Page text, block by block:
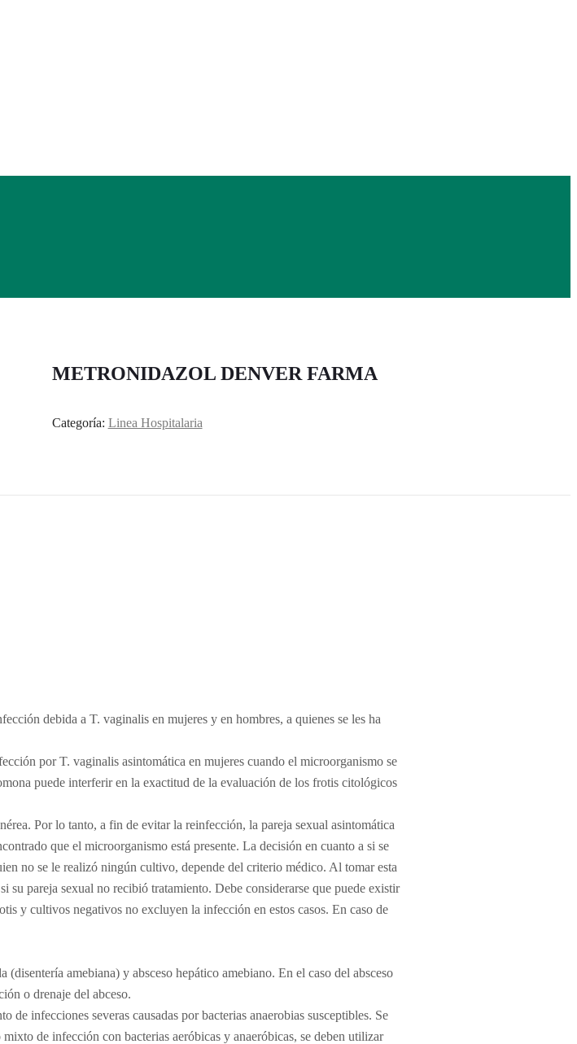
METRONIDAZOL DENVER FARMA
Categoría: Linea Hospitalaria
debida a T. vaginalis en mujeres y en hombres, a quienes se les ha
por T. vaginalis asintomática en mujeres cuando el microorganismo se
puede interferir en la exactitud de la evaluación de los frotis citológicos
Por lo tanto, a fin de evitar la reinfección, la pareja sexual asintomática
que el microorganismo está presente. La decisión en cuanto a si se
no se le realizó ningún cultivo, depende del criterio médico. Al tomar esta
su pareja sexual no recibió tratamiento. Debe considerarse que puede existir
y cultivos negativos no excluyen la infección en estos casos. En caso de
amebiana) y absceso hepático amebiano. En el caso del absceso
o drenaje del abceso.
infecciones severas causadas por bacterias anaerobias susceptibles. Se
de infección con bacterias aeróbicas y anaeróbicas, se deben utilizar